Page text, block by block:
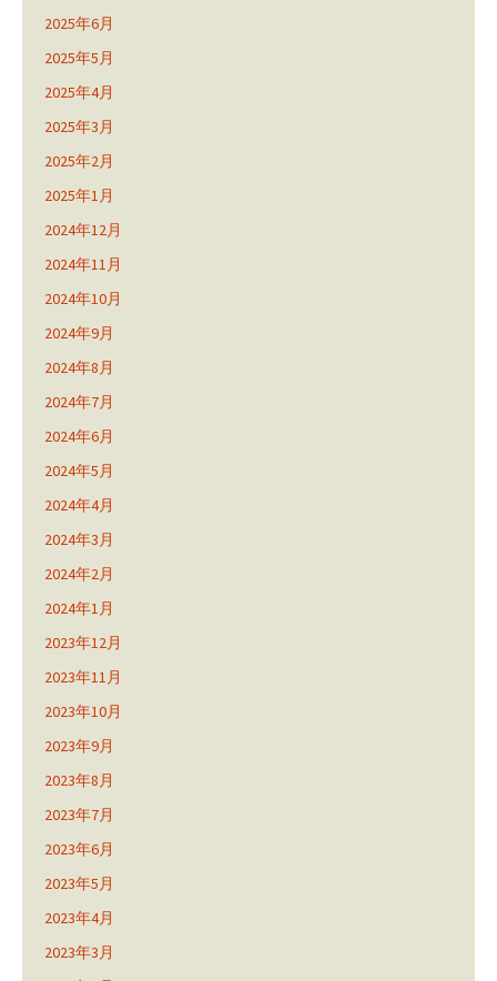
2025年6月
2025年5月
2025年4月
2025年3月
2025年2月
2025年1月
2024年12月
2024年11月
2024年10月
2024年9月
2024年8月
2024年7月
2024年6月
2024年5月
2024年4月
2024年3月
2024年2月
2024年1月
2023年12月
2023年11月
2023年10月
2023年9月
2023年8月
2023年7月
2023年6月
2023年5月
2023年4月
2023年3月